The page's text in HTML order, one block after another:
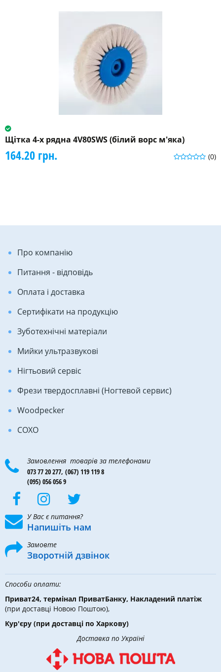
Щітка 4-х рядна 4V80SWS (білий ворс м'яка)
(0)
164.20 грн.
Про компанію
Питання - відповідь
Оплата і доставка
Сертифікати на продукцію
Зуботехнічні матеріали
Мийки ультразвукові
Нігтьовий сервіс
Фрези твердосплавні (Ногтевой сервис)
Woodpecker
COXO
Замовлення товарів за телефонами
073 77 20 277, (067) 119 119 8
(095) 056 056 9
У Вас є питання?
Напишіть нам
Замовте
Зворотній дзвінок
Способи оплати:
Приват24, термінал ПриватБанку, Накладений платіж
(при доставці Новою Поштою),
Кур'єру (при доставці по Харкову)
Доставка по Україні